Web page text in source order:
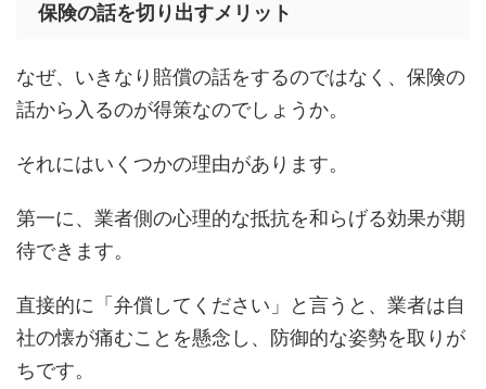
保険の話を切り出すメリット
なぜ、いきなり賠償の話をするのではなく、保険の
話から入るのが得策なのでしょうか。
それにはいくつかの理由があります。
第一に、業者側の心理的な抵抗を和らげる効果が期
待できます。
直接的に「弁償してください」と言うと、業者は自
社の懐が痛むことを懸念し、防御的な姿勢を取りが
ちです。